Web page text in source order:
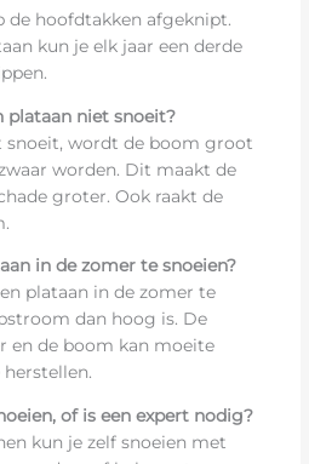
de hoofdtakken afgeknipt.
kun je elk jaar een derde
plataan niet snoeit?
snoeit, wordt de boom groot
worden. Dit maakt de
groter. Ook raakt de
in de zomer te snoeien?
plataan in de zomer te
dan hoog is. De
en de boom kan moeite
of is een expert nodig?
kun je zelf snoeien met